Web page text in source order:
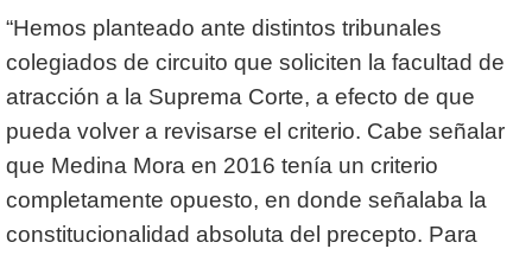
“Hemos planteado ante distintos tribunales
colegiados de circuito que soliciten la facultad de
atracción a la Suprema Corte, a efecto de que
pueda volver a revisarse el criterio. Cabe señalar
que Medina Mora en 2016 tenía un criterio
completamente opuesto, en donde señalaba la
constitucionalidad absoluta del precepto. Para